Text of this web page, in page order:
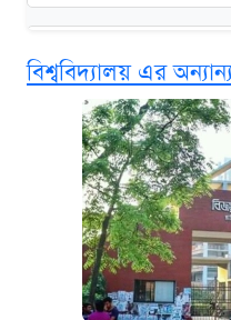
দাম ও ফিচার
কবে শুরু হচ্ছে ঢাবির
নবম জাতীয় পে-স্কেল
কবে হবে মেডিকেল
বিশ্ববিদ্যালয় এর